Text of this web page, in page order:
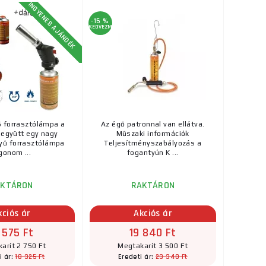
gyújtású. A
...
29 700 Ft
amely alkalmas
...
ks MEGVENNI
RAKTÁRON
ideális
3 165 Ft
RAKTÁRON a szállítónál
INGYENES AJÁNDÉK
forrasztólámpa a
egy nagy
forrasztólámpa
...
ár
575 Ft
2 750 Ft
ár:18 325 Ft
-15 %
KEDVEZMÉNY
Az égő patronnal van ellátva.
Műszaki információk
Teljesítményszabályozás a
fogantyún K ...
RAKTÁRON
Akciós ár
19 840 Ft
Megtakarít 3 500 Ft
Eredeti ár: 23 340 Ft